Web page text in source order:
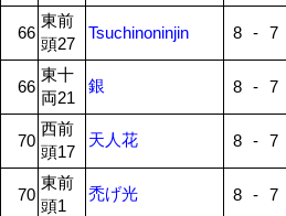
66
東前
頭27
Tsuchinoninjin 8 - 7
66
東十
両21
銀 8 - 7
70
西前
頭17
天人花 8 - 7
70
東前
頭1
禿げ光 8 - 7